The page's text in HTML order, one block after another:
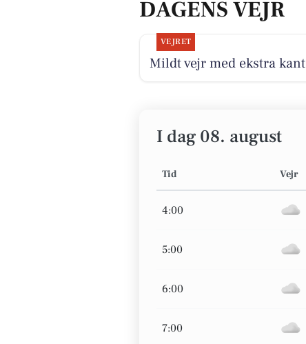
DAGENS VEJR
VEJRET
Mildt vejr med ekstra kant
I dag 08. august
Tid Vejr
4:00
5:00
6:00
7:00